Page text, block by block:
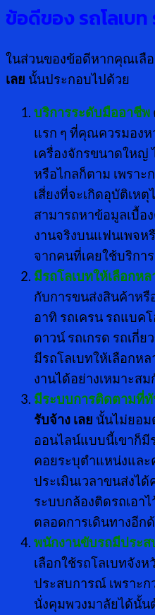
ข้อดีของรถโลเบ
ในส่วนของข้อดีหากคุณเลื
เลย นั้นประกอบไปด้วย
บริการระดับมืออาชีพ
แรก ๆ ที่คุณควรมองห
เครื่องจักรขนาดใหญ่
หรือไกลก็ตาม เพรา
เสี่ยงที่จะเกิดอุบัติเห
สามารถหาข้อมูลเบื้อ
งานจริงบนแฟนเพจห
จากคนที่เคยใช้บริกา
มีรถโลเบทให้เลือกห
กับการขนส่งสินค้าห
อาทิ รถเครน รถแบค
ดาวน์ รถเกรด รถเกี่
มีรถโลเบทให้เลือกห
งานได้อย่างเหมาะส
มีระบบการติดตามที่
รับจ้าง เลย นั้นไม่ยอม
ออนไลน์แบบนี้เขาก็มี
คอยระบุตำแหน่งและ
ประเมินเวลาขนส่งไ
ระบบกล้องติดรถเอา
ตลอดการเดินทางอีก
พนักงานขับรถมีประ
เลือกใช้รถโลเบทจัง
ประสบการณ์ เพราะ
นั่งคุมพวงมาลัยได้นั้น